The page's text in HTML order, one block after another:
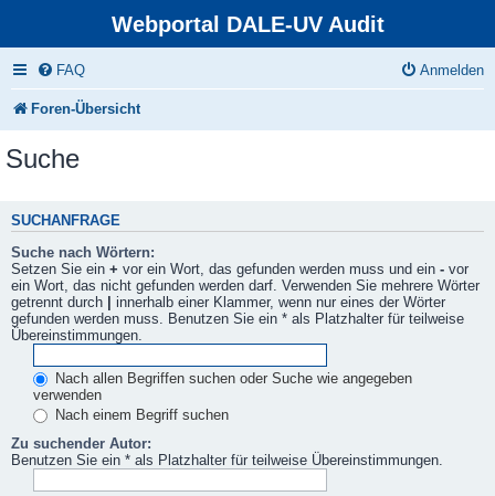
Webportal DALE-UV Audit
FAQ Anmelden
Foren-Übersicht
Suche
SUCHANFRAGE
Suche nach Wörtern:
Setzen Sie ein + vor ein Wort, das gefunden werden muss und ein - vor
ein Wort, das nicht gefunden werden darf. Verwenden Sie mehrere Wörter
getrennt durch | innerhalb einer Klammer, wenn nur eines der Wörter
gefunden werden muss. Benutzen Sie ein * als Platzhalter für teilweise
Übereinstimmungen.
Nach allen Begriffen suchen oder Suche wie angegeben
verwenden
Nach einem Begriff suchen
Zu suchender Autor:
Benutzen Sie ein * als Platzhalter für teilweise Übereinstimmungen.